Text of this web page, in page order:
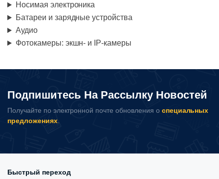
Носимая электроника
Батареи и зарядные устройства
Аудио
Фотокамеры: экшн- и IP-камеры
Подпишитесь На Рассылку Новостей
Получайте по электронной почте обновления о специальных
предложениях.
Быстрый переход